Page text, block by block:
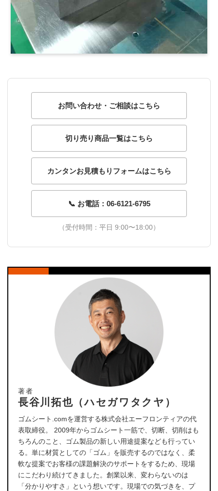
お問い合わせ・ご相談はこちら
切り売り商品一覧はこちら
カンタンお見積もりフォームはこちら
📞 お電話：06-6121-6795
（受付時間：平日 9:00〜18:00）
著者
長谷川拓也（ハセガワタクヤ）
ゴムシート.comを運営する株式会社エーフロンティアの代
表取締役。 2009年からゴムシート一筋で、切断、切削はも
ちろんのこと、ゴム製品の新しい用途提案なども行ってい
る。単に材質としての「ゴム」を販売するのではなく、柔
軟な提案でお客様の課題解決のサポートをするため、現場
にこだわり続けてきました。創業以来、変わらないのは
「分かりやすさ」という想いです。現場での気づきを、プ